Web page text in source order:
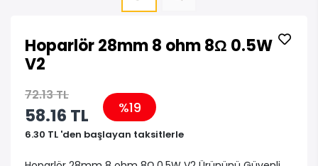
Hoparlör 28mm 8 ohm 8Ω 0.5W
V2
72.13 TL
58.16 TL %19
6.30 TL 'den başlayan taksitlerle